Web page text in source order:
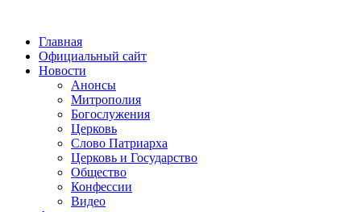
Главная
Официальный сайт
Новости
Анонсы
Митрополия
Богослужения
Церковь
Слово Патриарха
Церковь и Государство
Общество
Конфессии
Видео